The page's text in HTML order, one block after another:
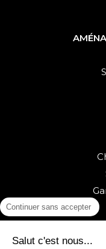
Continuer sans accepter
Salut c'est nous...